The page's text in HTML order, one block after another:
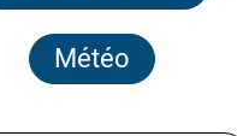
Météo